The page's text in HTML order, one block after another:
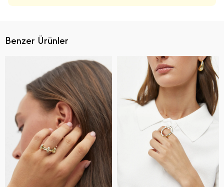
Benzer Ürünler